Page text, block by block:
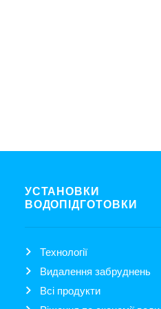
УСТАНОВКИ
ВОДОПІДГОТОВКИ
Технології
Видалення забруднень
Всі продукти